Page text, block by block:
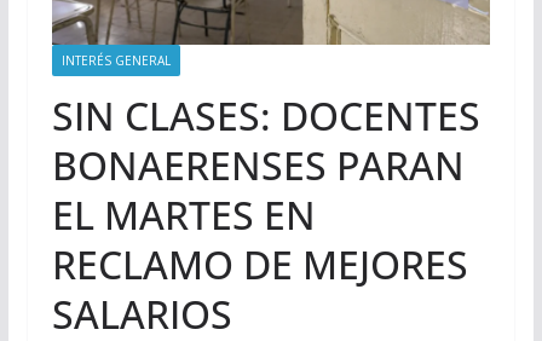
INTERÉS GENERAL
SIN CLASES: DOCENTES
BONAERENSES PARAN
EL MARTES EN
RECLAMO DE MEJORES
SALARIOS